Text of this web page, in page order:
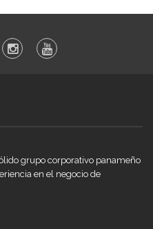
grupo corporativo panameño
en el negocio de